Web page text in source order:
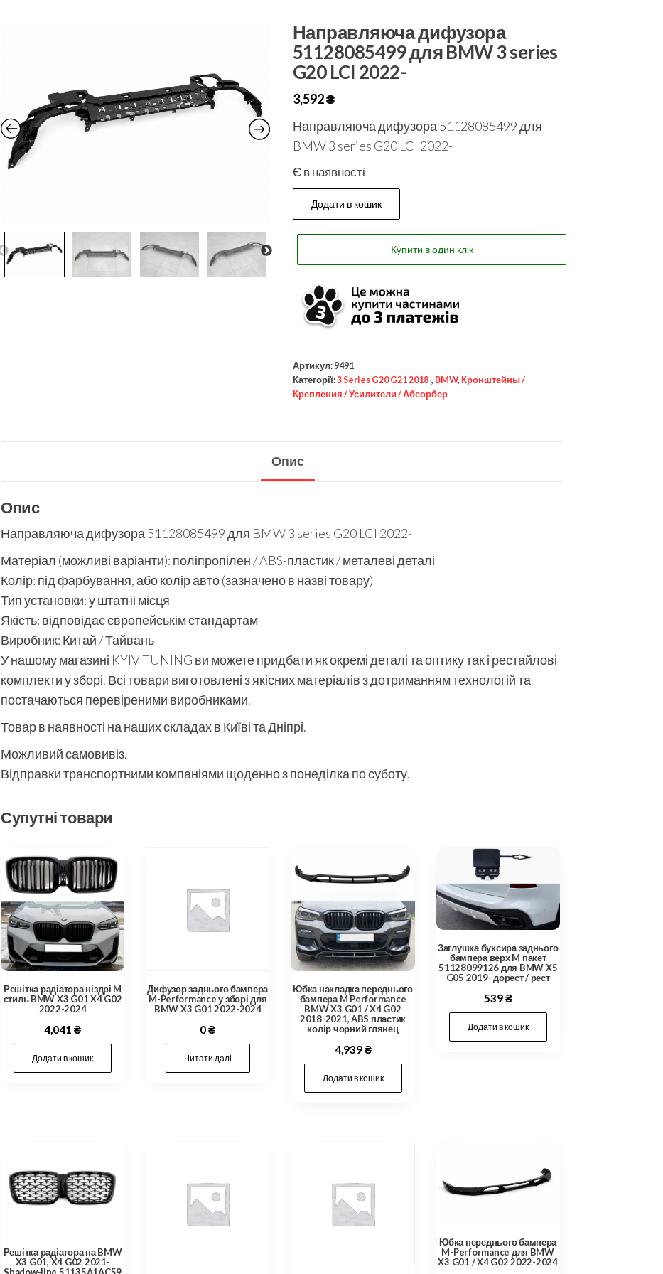
Направляюча дифузора
51128085499 для BMW 3 series
G20 LCI 2022-
3,592₴
Направляюча дифузора 51128085499 для
BMW 3 series G20 LCI 2022-
Є в наявності
Додати в кошик
Купити в один клік
Артикул: 9491
Категорії:3 Series G20 G21 2018-, BMW, Кронштейны /
Крепления / Усилители / Абсорбер
Опис
Опис
Направляюча дифузора 51128085499 для BMW 3 series G20 LCI 2022-
Матеріал (можливі варіанти): поліпропілен / ABS-пластик / металеві деталі
Колір: під фарбування, або колір авто (зазначено в назві товару)
Тип установки: у штатні місця
Якість: відповідає європейськім стандартам
Виробник: Китай / Тайвань
У нашому магазині KYIV TUNING ви можете придбати як окремі деталі та оптику так і рестайлові
комплекти у зборі. Всі товари виготовлені з якісних матеріалів з дотриманням технологій та
постачаються перевіреними виробниками.
Товар в наявності на наших складах в Київі та Дніпрі.
Можливий самовивіз.
Відправки транспортними компаніями щоденно з понеділка по суботу.
Супутні товари
Решітка радіатора ніздрі M
стиль BMW X3 G01 X4 G02
2022-2024
4,041₴
Додати в кошик
Дифузор заднього бампера
M-Performance у зборі для
BMW X3 G01 2022-2024
0₴
Читати далі
Юбка накладка переднього
бампера M Performance
BMW X3 G01 / X4 G02
2018-2021, ABS пластик
колір чорний глянец
4,939₴
Додати в кошик
Заглушка буксира заднього
бампера верх M пакет
51128099126 для BMW X5
G05 2019- дорест / рест
539₴
Додати в кошик
Решітка радіатора на BMW
X3 G01, X4 G02 2021-
Юбка переднього бампера
M-Performance для BMW
X3 G01 / X4 G02 2022-2024